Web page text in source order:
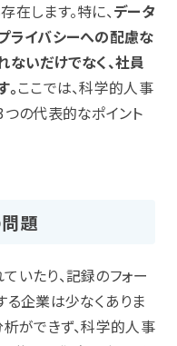
します。特に、データ
ライバシーへの配慮な
ないだけでなく、社員
ここでは、科学的人事
の代表的なポイント
問題
いたり、記録のフォー
る企業は少なくありま
析ができず、科学的人事